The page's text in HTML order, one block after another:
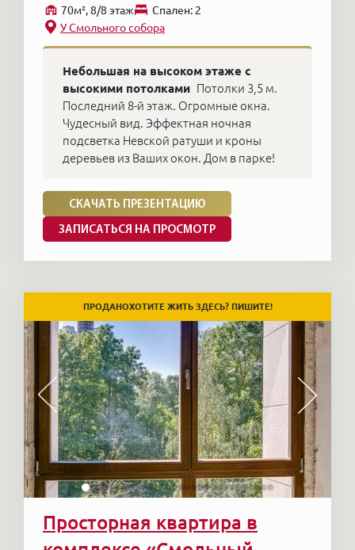
70м², 8/8 этаж
Cпален: 2
У Смольного собора
Небольшая на высоком этаже с
высокими потолками Потолки 3,5 м.
Последний 8-й этаж. Огромные окна.
Чудесный вид. Эффектная ночная
подсветка Невской ратуши и кроны
деревьев из Ваших окон. Дом в парке!
СКАЧАТЬ ПРЕЗЕНТАЦИЮ
ЗАПИСАТЬСЯ НА ПРОСМОТР
ПРОДАНОХОТИТЕ ЖИТЬ ЗДЕСЬ? ПИШИТЕ!
Просторная квартира в